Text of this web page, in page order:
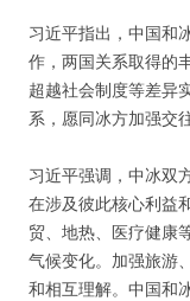
习近平指出，中国和
作，两国关系取得的
超越社会制度等差异
系，愿同冰方加强交
习近平强调，中冰双
在涉及彼此核心利益
贸、地热、医疗健康
气候变化。加强旅游
和相互理解。中国和